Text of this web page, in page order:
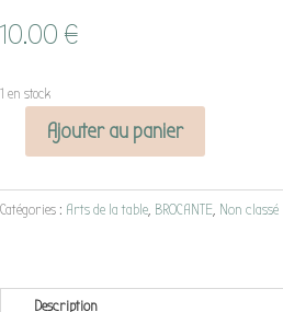
10.00 €
1 en stock
Pichet
SMF
Ajouter au panier
Catégories : Arts de la table, BROCANTE, Non classé
Description